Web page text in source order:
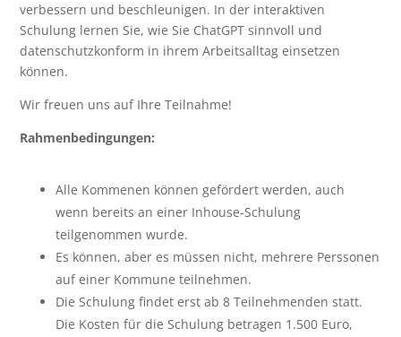
verbessern und beschleunigen. In der interaktiven
Schulung lernen Sie, wie Sie ChatGPT sinnvoll und
datenschutzkonform in ihrem Arbeitsalltag einsetzen
können.
Wir freuen uns auf Ihre Teilnahme!
Rahmenbedingungen:
Alle Kommenen können gefördert werden, auch
wenn bereits an einer Inhouse-Schulung
teilgenommen wurde.
Es können, aber es müssen nicht, mehrere Perssonen
auf einer Kommune teilnehmen.
Die Schulung findet erst ab 8 Teilnehmenden statt.
Die Kosten für die Schulung betragen 1.500 Euro,